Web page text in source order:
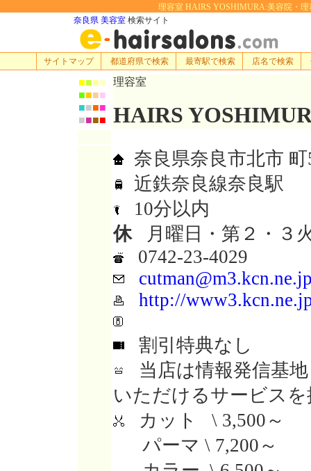
理容室 HAIRS YOSHIMURA:美容院・理
奈良県 美容室 検索サイト
サイトマップ 都道府県で検索 最寄駅で検索 店名で検索
■■■■
■■■■
■■■■
■■■■
理容室
HAIRS
奈良県奈良市北市 町
近鉄奈良線奈良駅
10分以内
休月曜日・第２・３
0742-23-4029
http://
割引特典なし
当店は情報発信基
いただけるサービス
カット \ 3,500～
パーマ \ 7,200～